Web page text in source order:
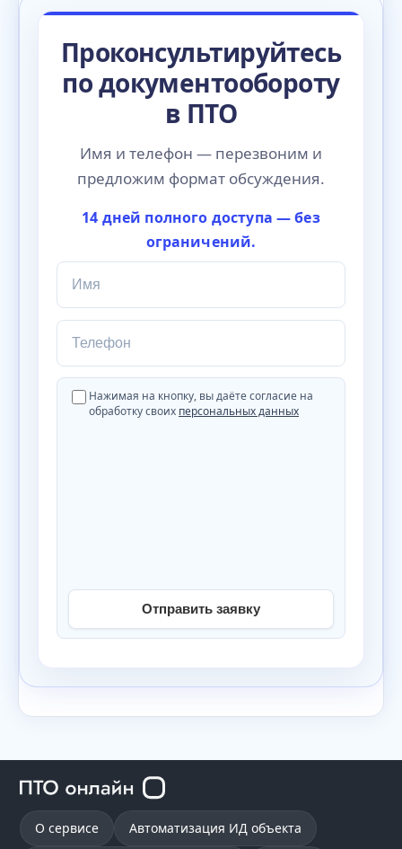
Проконсультируйтесь
по документообороту
в ПТО
Имя и телефон — перезвоним и
предложим формат обсуждения.
14 дней полного доступа — без
ограничений.
Имя
Телефон
Нажимая на кнопку, вы даёте согласие на
обработку своих персональных данных
Отправить заявку
О сервисе Автоматизация ИД объекта